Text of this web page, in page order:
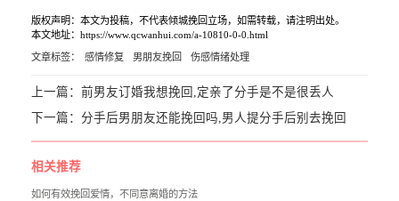
版权声明：本文为投稿，不代表倾城挽回立场，如需转载，请注明出处。
本文地址：https://www.qcwanhui.com/a-10810-0-0.html
文章标签： 感情修复 男朋友挽回 伤感情绪处理
上一篇： 前男友订婚我想挽回,定亲了分手是不是很丢人
下一篇： 分手后男朋友还能挽回吗,男人提分手后别去挽回
相关推荐
如何有效挽回爱情，不同意离婚的方法